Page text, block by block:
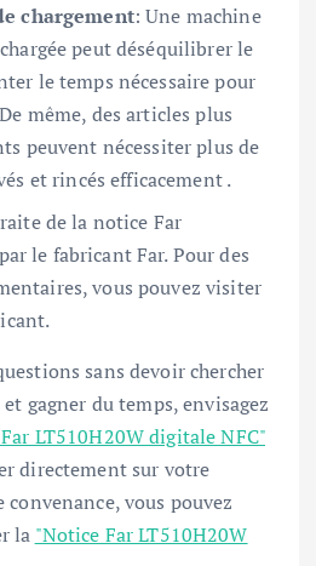
chargement: Une machine
peut déséquilibrer le
le temps nécessaire pour
même, des articles plus
peuvent nécessiter plus de
et rincés efficacement .
de la notice Far
le fabricant Far. Pour des
vous pouvez visiter
sans devoir chercher
gagner du temps, envisagez
LT510H20W digitale NFC"
directement sur votre
vous pouvez
la "Notice Far LT510H20W